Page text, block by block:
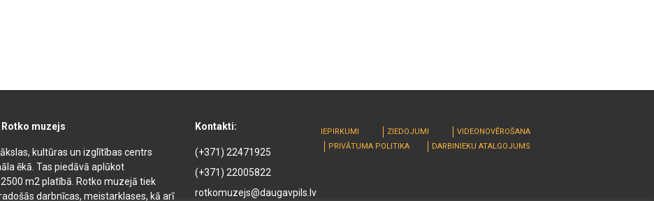
muzejs
kultūras un izglītības centrs
ēkā. Tas piedāvā aplūkot
m2 platībā. Rotko muzejā tiek
darbnīcas, meistarklases, kā arī
Kontakti:
(+371) 22471925
(+371) 22005822
rotkomuzejs@daugavpils.lv
IEPIRKUMI ZIEDOJUMI
VIDEONOVĒROŠANA
PRIVĀTUMA POLITIKA
DARBINIEKU ATALGOJUMS